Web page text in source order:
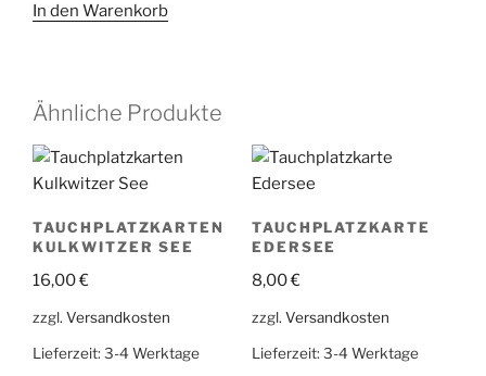
In den Warenkorb
Ähnliche Produkte
TAUCHPLATZKARTEN
KULKWITZER SEE
16,00€
zzgl. Versandkosten
Lieferzeit: 3-4 Werktage
TAUCHPLATZKARTE
EDERSEE
8,00€
zzgl. Versandkosten
Lieferzeit: 3-4 Werktage